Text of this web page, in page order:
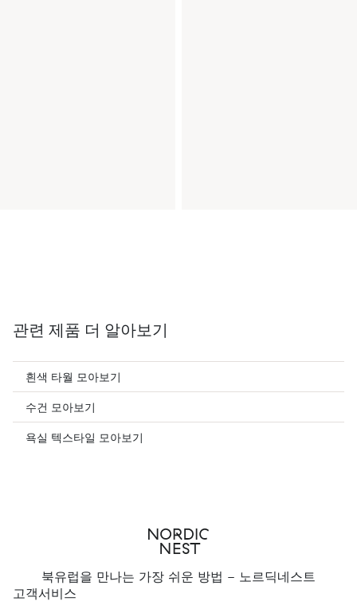
관련 제품 더 알아보기
흰색 타월 모아보기
수건 모아보기
욕실 텍스타일 모아보기
북유럽을 만나는 가장 쉬운 방법 - 노르딕네스트
고객서비스